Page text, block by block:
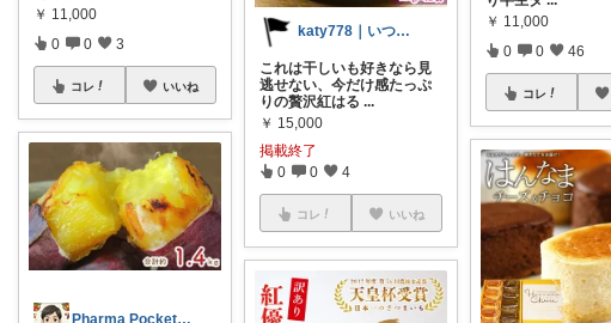
￥ 11,000
0 0 3
コレ いいね
Pharma Pocket@ふるさと納税
katy778｜いつも有難うございます✨
これは干しいも好きなら見
逃せない、今だけ感たっぷ
りの贅沢紅はる ...
￥ 15,000
掲載終了
0 0 4
コレ いいね
￥ 11,000
0 0 46
コレ